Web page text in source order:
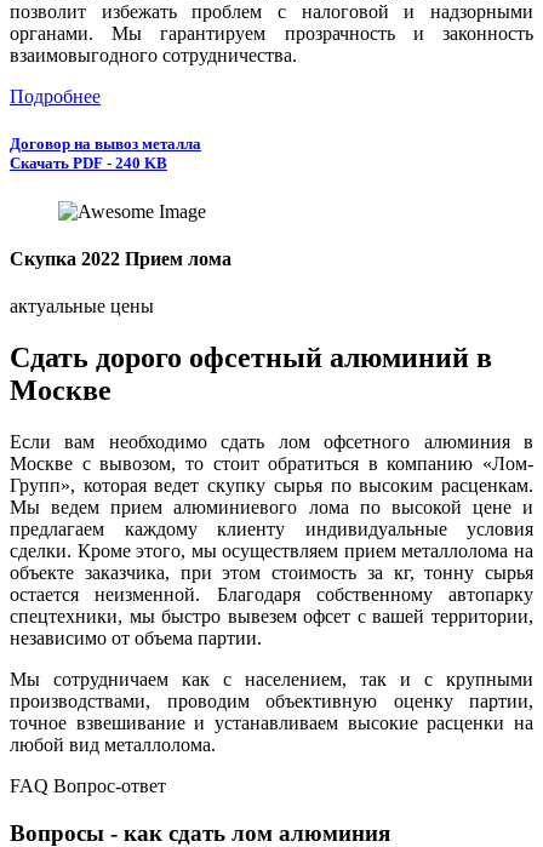
позволит избежать проблем с налоговой и надзорными
органами. Мы гарантируем прозрачность и законность
взаимовыгодного сотрудничества.
Подробнее
Договор на вывоз металла
Скачать PDF - 240 KB
Скупка 2022 Прием лома
актуальные цены
Сдать дорого офсетный алюминий в
Москве
Если вам необходимо сдать лом офсетного алюминия в
Москве с вывозом, то стоит обратиться в компанию «Лом-
Групп», которая ведет скупку сырья по высоким расценкам.
Мы ведем прием алюминиевого лома по высокой цене и
предлагаем каждому клиенту индивидуальные условия
сделки. Кроме этого, мы осуществляем прием металлолома на
объекте заказчика, при этом стоимость за кг, тонну сырья
остается неизменной. Благодаря собственному автопарку
спецтехники, мы быстро вывезем офсет с вашей территории,
независимо от объема партии.
Мы сотрудничаем как с населением, так и с крупными
производствами, проводим объективную оценку партии,
точное взвешивание и устанавливаем высокие расценки на
любой вид металлолома.
FAQ Вопрос-ответ
Вопросы - как сдать лом алюминия